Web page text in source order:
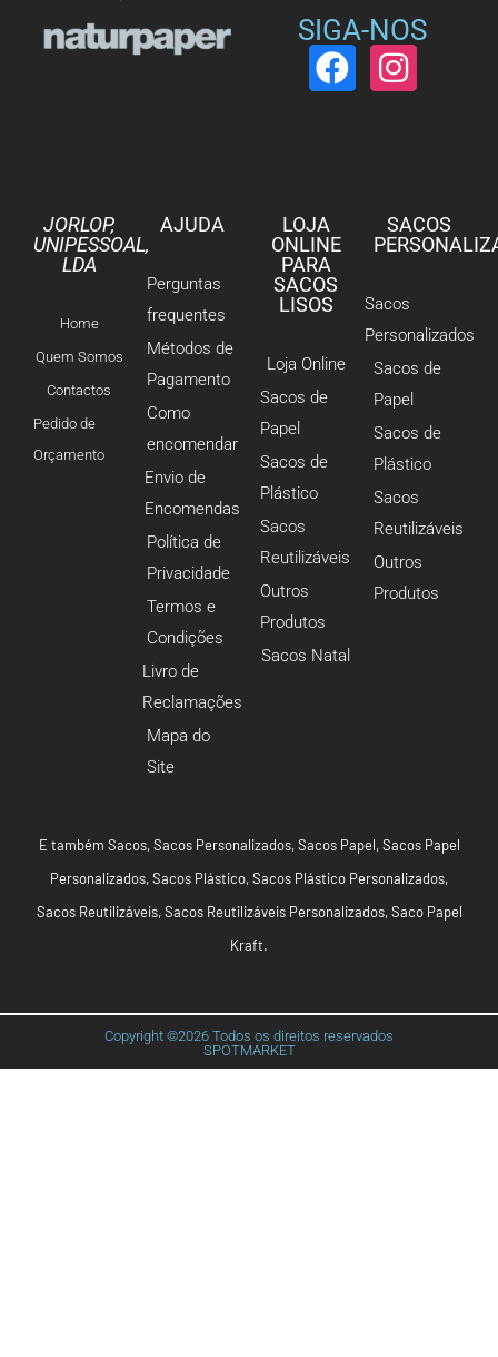
SIGA-NOS
JORLOP,
UNIPESSOAL,
LDA
Home
Quem Somos
Contactos
Pedido de
Orçamento
AJUDA
Perguntas
frequentes
Métodos de
Pagamento
Como
encomendar
Envio de
Encomendas
Política de
Privacidade
Termos e
Condições
Livro de
Reclamações
Mapa do
Site
LOJA
ONLINE
PARA
SACOS
LISOS
Loja Online
Sacos de
Papel
Sacos de
Plástico
Sacos
Reutilizáveis
Outros
Produtos
Sacos Natal
SACOS
Sacos
Personalizados
Sacos de
Papel
Sacos de
Plástico
Sacos
Reutilizáveis
Outros
Produtos
E também Sacos,Sacos Personalizados,Sacos Papel,Sacos Papel
Personalizados,Sacos Plástico,Sacos Plástico Personalizados,
Sacos Reutilizáveis,Sacos Reutilizáveis Personalizados,Saco Papel
Kraft.
Copyright ©2026 Todos os direitos reservados
SPOTMARKET